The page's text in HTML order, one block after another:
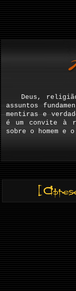
Deus,
assuntos
mentiras e
é um convite à
sobre o homem e